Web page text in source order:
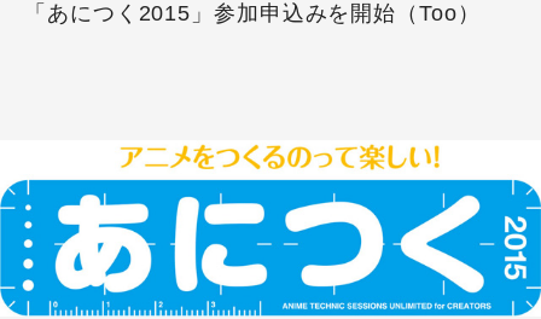
「あにつく2015」参加申込みを開始（Too）